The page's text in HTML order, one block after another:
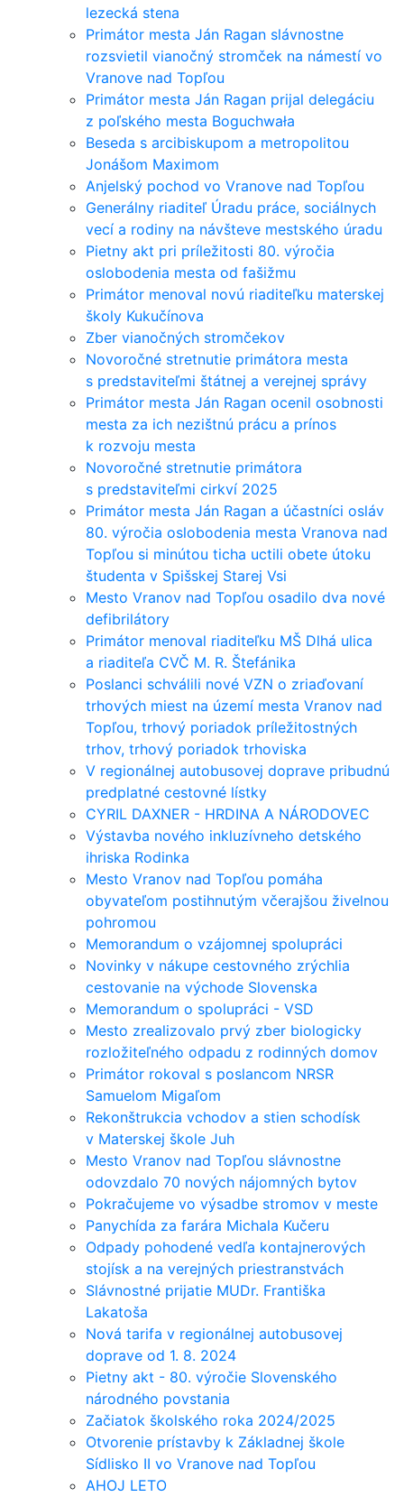
lezecká stena
Primátor mesta Ján Ragan slávnostne
rozsvietil vianočný stromček na námestí vo
Vranove nad Topľou
Primátor mesta Ján Ragan prijal delegáciu
z poľského mesta Boguchwała
Beseda s arcibiskupom a metropolitou
Jonášom Maximom
Anjelský pochod vo Vranove nad Topľou
Generálny riaditeľ Úradu práce, sociálnych
vecí a rodiny na návšteve mestského úradu
Pietny akt pri príležitosti 80. výročia
oslobodenia mesta od fašižmu
Primátor menoval novú riaditeľku materskej
školy Kukučínova
Zber vianočných stromčekov
Novoročné stretnutie primátora mesta
s predstaviteľmi štátnej a verejnej správy
Primátor mesta Ján Ragan ocenil osobnosti
mesta za ich nezištnú prácu a prínos
k rozvoju mesta
Novoročné stretnutie primátora
s predstaviteľmi cirkví 2025
Primátor mesta Ján Ragan a účastníci osláv
80. výročia oslobodenia mesta Vranova nad
Topľou si minútou ticha uctili obete útoku
študenta v Spišskej Starej Vsi
Mesto Vranov nad Topľou osadilo dva nové
defibrilátory
Primátor menoval riaditeľku MŠ Dlhá ulica
a riaditeľa CVČ M. R. Štefánika
Poslanci schválili nové VZN o zriaďovaní
trhových miest na území mesta Vranov nad
Topľou, trhový poriadok príležitostných
trhov, trhový poriadok trhoviska
V regionálnej autobusovej doprave pribudnú
predplatné cestovné lístky
CYRIL DAXNER - HRDINA A NÁRODOVEC
Výstavba nového inkluzívneho detského
ihriska Rodinka
Mesto Vranov nad Topľou pomáha
obyvateľom postihnutým včerajšou živelnou
pohromou
Memorandum o vzájomnej spolupráci
Novinky v nákupe cestovného zrýchlia
cestovanie na východe Slovenska
Memorandum o spolupráci - VSD
Mesto zrealizovalo prvý zber biologicky
rozložiteľného odpadu z rodinných domov
Primátor rokoval s poslancom NRSR
Samuelom Migaľom
Rekonštrukcia vchodov a stien schodísk
v Materskej škole Juh
Mesto Vranov nad Topľou slávnostne
odovzdalo 70 nových nájomných bytov
Pokračujeme vo výsadbe stromov v meste
Panychída za farára Michala Kučeru
Odpady pohodené vedľa kontajnerových
stojísk a na verejných priestranstvách
Slávnostné prijatie MUDr. Františka
Lakatoša
Nová tarifa v regionálnej autobusovej
doprave od 1. 8. 2024
Pietny akt - 80. výročie Slovenského
národného povstania
Začiatok školského roka 2024/2025
Otvorenie prístavby k Základnej škole
Sídlisko II vo Vranove nad Topľou
AHOJ LETO